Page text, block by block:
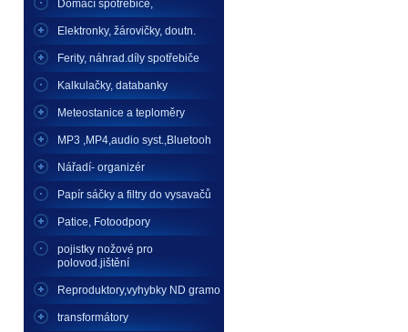
Domácí spotřebiče,
Elektronky, žárovičky, doutn.
Ferity, náhrad.díly spotřebiče
Kalkulačky, databanky
Meteostanice a teploměry
MP3 ,MP4,audio syst.,Bluetooh
Nářadí- organizér
Papír sáčky a filtry do vysavačů
Patice, Fotoodpory
pojistky nožové pro
polovod.jištění
Reproduktory,vyhybky ND gramo
transformátory